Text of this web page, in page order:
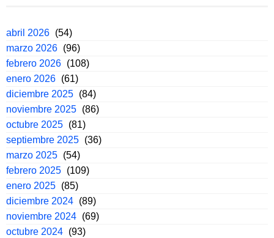
abril 2026 (54)
marzo 2026 (96)
febrero 2026 (108)
enero 2026 (61)
diciembre 2025 (84)
noviembre 2025 (86)
octubre 2025 (81)
septiembre 2025 (36)
marzo 2025 (54)
febrero 2025 (109)
enero 2025 (85)
diciembre 2024 (89)
noviembre 2024 (69)
octubre 2024 (93)